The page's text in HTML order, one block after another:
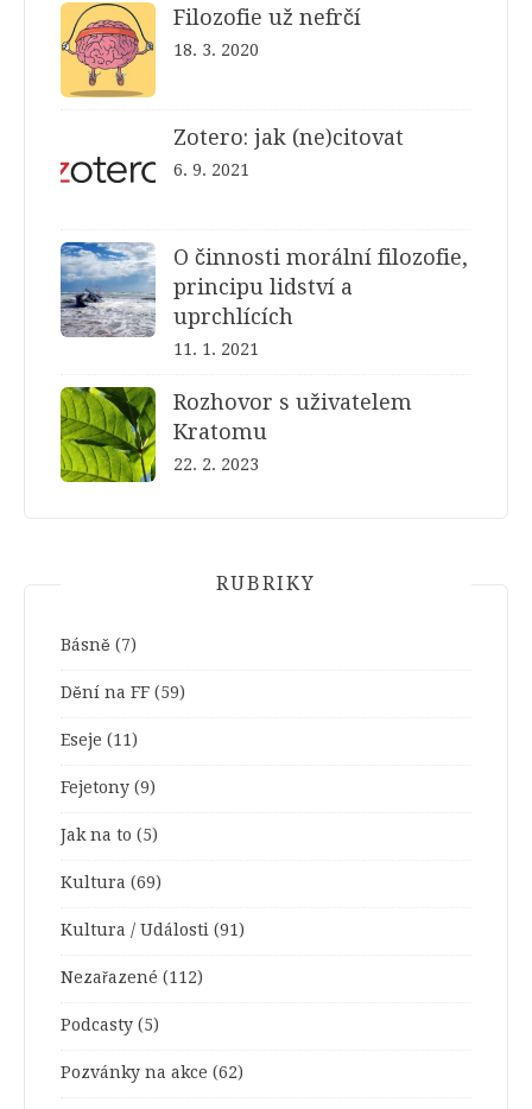
Filozofie už nefrčí
18. 3. 2020
Zotero: jak (ne)citovat
6. 9. 2021
O činnosti morální filozofie,
principu lidství a
uprchlících
11. 1. 2021
Rozhovor s uživatelem
Kratomu
22. 2. 2023
RUBRIKY
Básně (7)
Dění na FF (59)
Eseje (11)
Fejetony (9)
Jak na to (5)
Kultura (69)
Kultura / Události (91)
Nezařazené (112)
Podcasty (5)
Pozvánky na akce (62)